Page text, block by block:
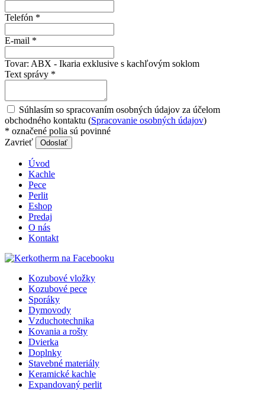
Telefón *
E-mail *
Tovar: ABX - Ikaria exklusive s kachľovým soklom
Text správy *
Súhlasím so spracovaním osobných údajov za účelom
obchodného kontaktu (Spracovanie osobných údajov)
* označené polia sú povinné
Zavrieť
Odoslať
Úvod
Kachle
Pece
Perlit
Eshop
Predaj
O nás
Kontakt
Kozubové vložky
Kozubové pece
Sporáky
Dymovody
Vzduchotechnika
Kovania a rošty
Dvierka
Doplnky
Stavebné materiály
Keramické kachle
Expandovaný perlit